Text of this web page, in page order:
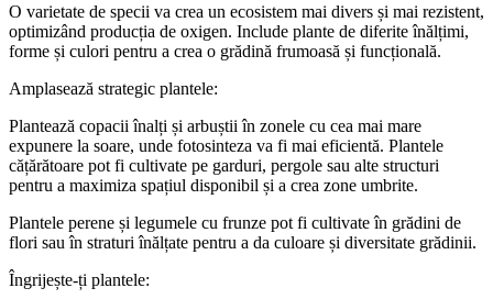
O varietate de specii va crea un ecosistem mai divers și mai rezistent,
optimizând producția de oxigen. Include plante de diferite înălțimi,
forme și culori pentru a crea o grădină frumoasă și funcțională.
Amplasează strategic plantele:
Plantează copacii înalți și arbuștii în zonele cu cea mai mare
expunere la soare, unde fotosinteza va fi mai eficientă. Plantele
cățărătoare pot fi cultivate pe garduri, pergole sau alte structuri
pentru a maximiza spațiul disponibil și a crea zone umbrite.
Plantele perene și legumele cu frunze pot fi cultivate în grădini de
flori sau în straturi înălțate pentru a da culoare și diversitate grădinii.
Îngrijește-ți plantele: